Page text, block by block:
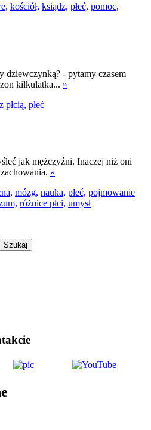
kościół, ksiądz, płeć, pomoc,
dziewczynką? - pytamy czasem
kilkulatka... »
płcią, płeć
jak mężczyźni. Inaczej niż oni
»
mózg, nauka, płeć, pojmowanie
różnice płci, umysł